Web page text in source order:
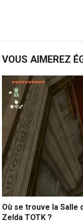
VOUS AIMEREZ
Où se trouve la Salle
Zelda TOTK ?